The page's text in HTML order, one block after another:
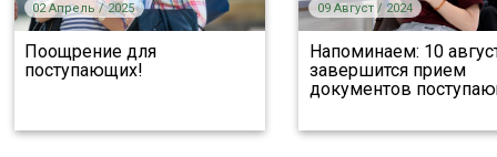
02 Апрель / 2025
Поощрение для
поступающих!
09 Август / 2024
Напоминаем: 10
завершится прием
документов